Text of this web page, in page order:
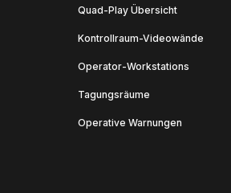
Quad-Play Übersicht
Kontrollraum-Videowände
Operator-Workstations
Tagungsräume
Operative Warnungen